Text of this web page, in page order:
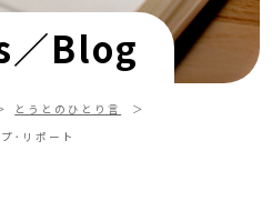
／Blog
とうとのひとり言
･リポート